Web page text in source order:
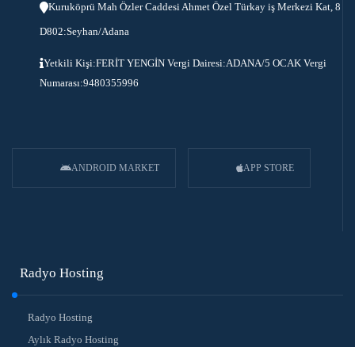
Kuruköprü Mah Özler Caddesi Ahmet Özel Türkay iş Merkezi Kat, 8
D802:Seyhan/Adana
Yetkili Kişi:FERİT YENGİN Vergi Dairesi:ADANA/5 OCAK Vergi
Numarası:9480355996
ANDROID MARKET APP STORE
Radyo Hosting
Radyo Hosting
Aylık Radyo Hosting